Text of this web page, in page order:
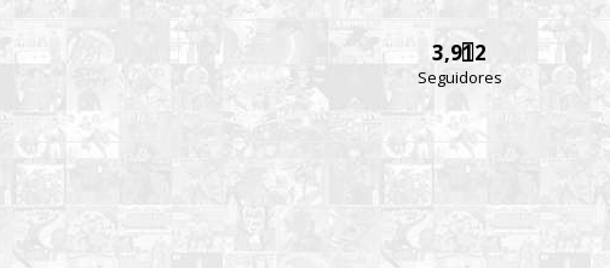
3,912
Seguidores